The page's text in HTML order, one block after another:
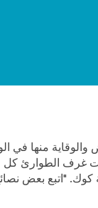
منها في
الطوارئ كل
"اتبع بعض